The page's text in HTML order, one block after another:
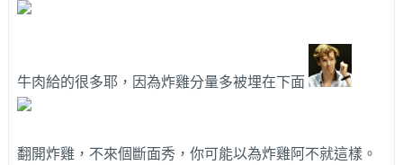
牛肉給的很多耶，因為炸雞分量多被埋在下面
翻開炸雞，不來個斷面秀，你可能以為炸雞阿不就這樣。